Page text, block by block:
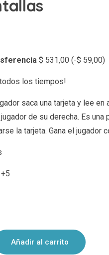
$ 531,00 (-$ 59,00)
los tiempos!
saca una tarjeta y lee
de su derecha. Es una
la tarjeta. Gana el jugador
Añadir al carrito